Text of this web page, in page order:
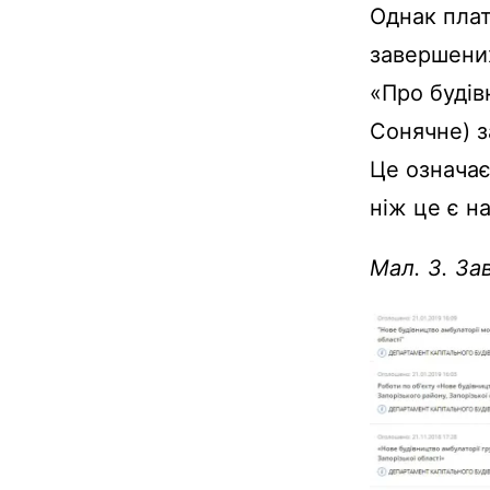
Однак
«Про
Сонячне)
Це
ніж це є
Мал. 3.